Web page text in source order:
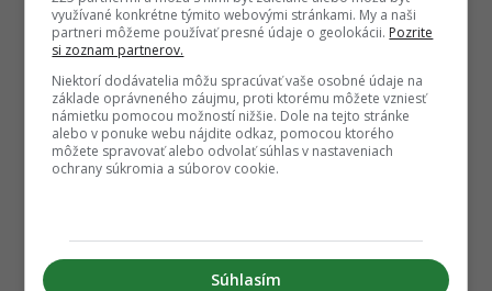
využívané konkrétne týmito webovými stránkami. My a naši
partneri môžeme používať presné údaje o geolokácii. Pozrite
si zoznam partnerov.
Niektorí dodávatelia môžu spracúvať vaše osobné údaje na
základe oprávneného záujmu, proti ktorému môžete vzniesť
námietku pomocou možností nižšie. Dole na tejto stránke
alebo v ponuke webu nájdite odkaz, pomocou ktorého
môžete spravovať alebo odvolať súhlas v nastaveniach
ochrany súkromia a súborov cookie.
Súhlasím